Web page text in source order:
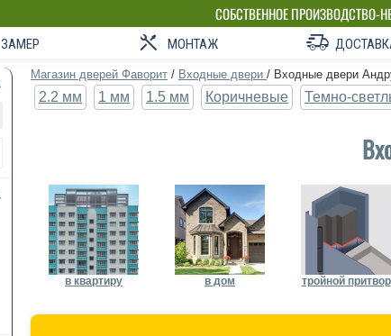
СОБСТВЕННОЕ ПРОИЗВОДСТВО-
ЗАМЕР МОНТАЖ
Магазин дверей Фаворит / Входные двери / Входные двери
2.2 мм 1 мм 1.5 мм Коричневые Темно-
в квартиру в дом тройной притвор